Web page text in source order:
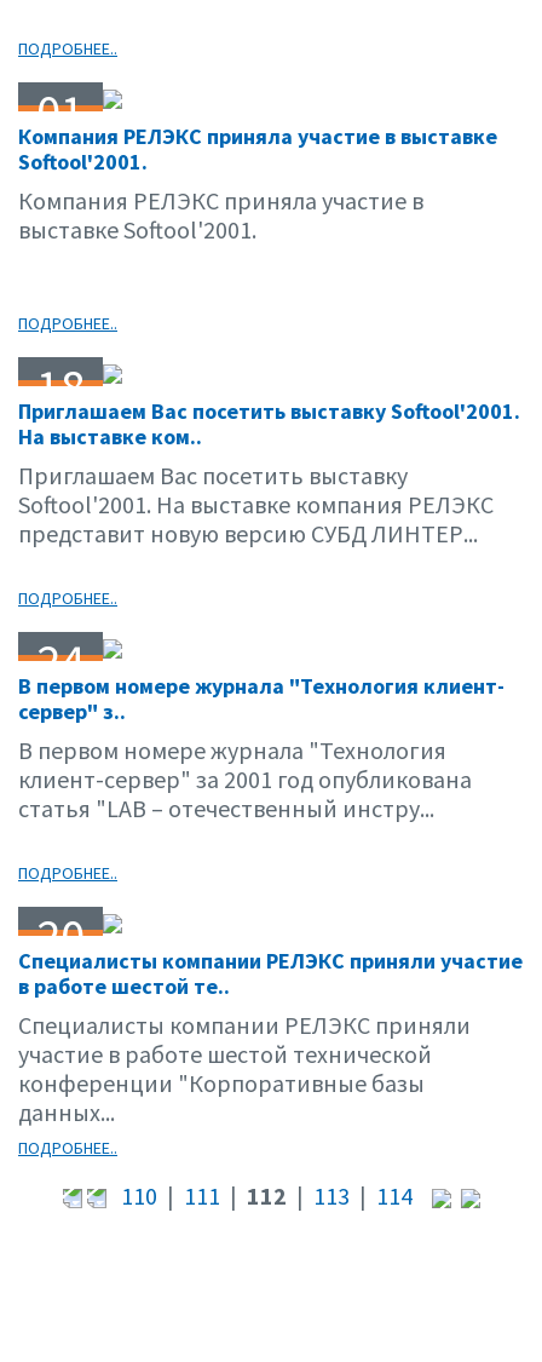
ПОДРОБНЕЕ..
01
10.01
Компания РЕЛЭКС приняла участие в выставке
Softool'2001.
Компания РЕЛЭКС приняла участие в
выставке Softool'2001.
ПОДРОБНЕЕ..
18
09.01
Приглашаем Вас посетить выставку Softool'2001.
На выставке ком..
Приглашаем Вас посетить выставку
Softool'2001. На выставке компания РЕЛЭКС
представит новую версию СУБД ЛИНТЕР...
ПОДРОБНЕЕ..
24
05.01
В первом номере журнала "Технология клиент-
сервер" з..
В первом номере журнала "Технология
клиент-сервер" за 2001 год опубликована
статья "LAB – отечественный инстру...
ПОДРОБНЕЕ..
20
04.01
Специалисты компании РЕЛЭКС приняли участие
в работе шестой те..
Специалисты компании РЕЛЭКС приняли
участие в работе шестой технической
конференции "Корпоративные базы
данных...
ПОДРОБНЕЕ..
110 | 111 | 112 | 113 | 114